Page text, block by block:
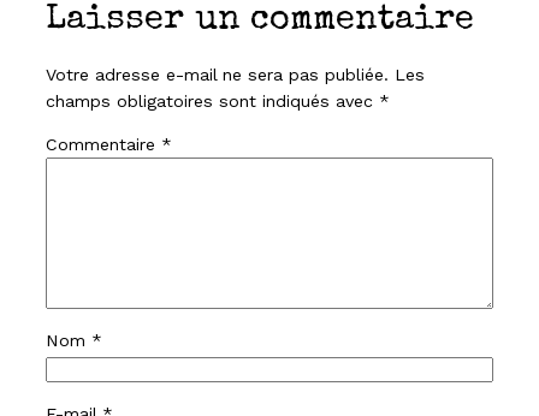
Laisser un commentaire
Votre adresse e-mail ne sera pas publiée. Les
champs obligatoires sont indiqués avec *
Commentaire *
Nom *